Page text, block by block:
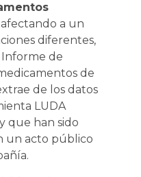
afectando a un
diferentes,
Informe de
de
de los datos
LUDA
que han sido
un acto público